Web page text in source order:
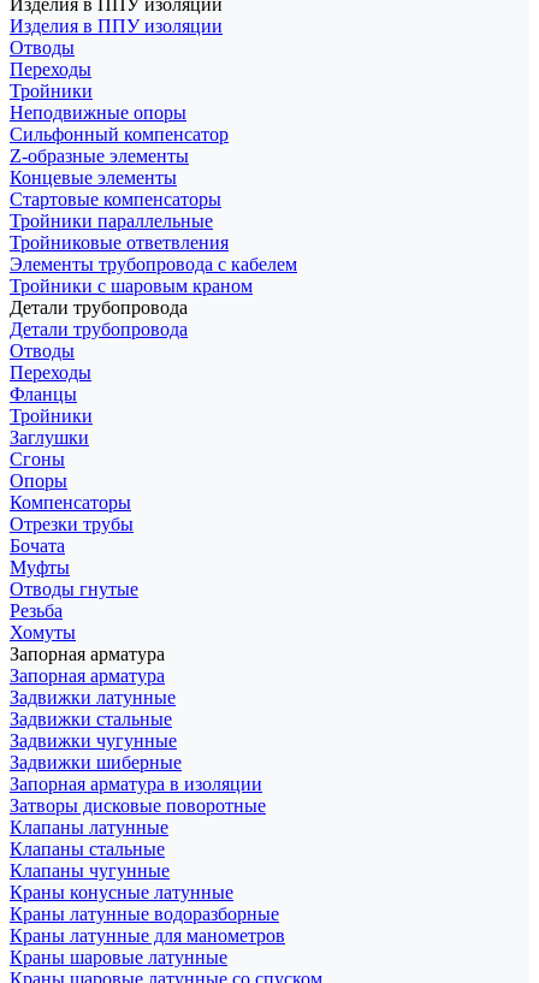
Изделия в ППУ изоляции
Изделия в ППУ изоляции
Отводы
Переходы
Тройники
Неподвижные опоры
Cильфонный компенсатор
Z-образные элементы
Концевые элементы
Стартовые компенсаторы
Тройники параллельные
Тройниковые ответвления
Элементы трубопровода с кабелем
Тройники с шаровым краном
Детали трубопровода
Детали трубопровода
Отводы
Переходы
Фланцы
Тройники
Заглушки
Сгоны
Опоры
Компенсаторы
Отрезки трубы
Бочата
Муфты
Отводы гнутые
Резьба
Хомуты
Запорная арматура
Запорная арматура
Задвижки латунные
Задвижки стальные
Задвижки чугунные
Задвижки шиберные
Запорная арматура в изоляции
Затворы дисковые поворотные
Клапаны латунные
Клапаны стальные
Клапаны чугунные
Краны конусные латунные
Краны латунные водоразборные
Краны латунные для манометров
Краны шаровые латунные
Краны шаровые латунные со спуском